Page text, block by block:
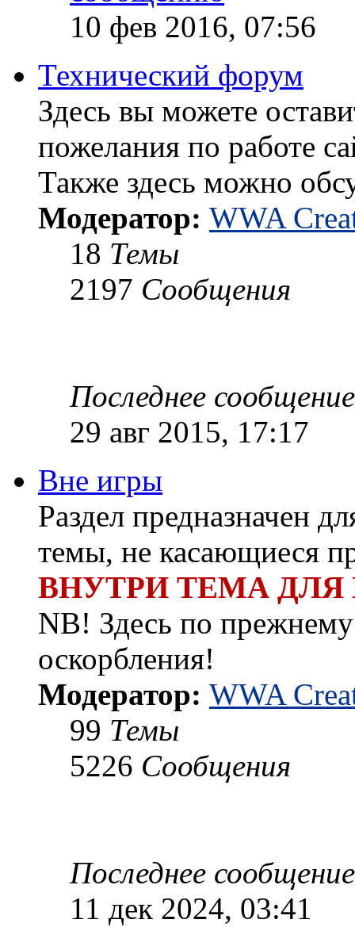
10 фев 2016, 07:56
Технический форум
Здесь вы можете
пожелания по работе
Также здесь можно
Модератор: WWA
18 Темы
2197 Сообщения
Последнее сообщение
29 авг 2015, 17:17
Вне игры
Раздел предназначен
темы, не касающиеся
ВНУТРИ ТЕМА
NB! Здесь по
оскорбления!
Модератор: WWA
99 Темы
5226 Сообщения
Последнее сообщение
11 дек 2024, 03:41